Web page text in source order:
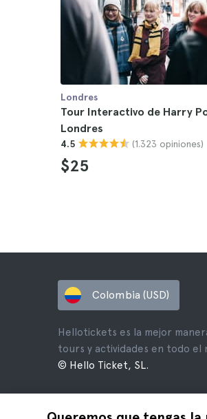
Londres
Tour Interactivo de Harry
Londres
4.5 (1.323 opiniones)
$25
Colombia (USD)
Hellotickets es la mejor
tours y actividades en todo el
© Hello Ticket, SL.